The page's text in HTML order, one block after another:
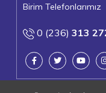
Birim Telefonlarımız
0 (236) 313